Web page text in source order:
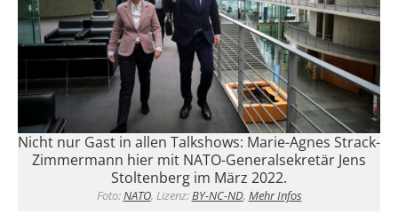
Nicht nur Gast in allen Talkshows: Marie-Agnes Strack-
Zimmermann hier mit NATO-Generalsekretär Jens
Stoltenberg im März 2022.
Foto:NATO, Lizenz:BY-NC-ND, Mehr Infos